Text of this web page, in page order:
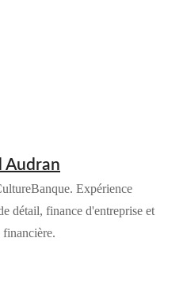
Audran
Expérience
détail, finance d'entreprise et
financière.